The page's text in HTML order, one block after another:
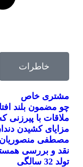
خاطرات
مشتری خاص
چو مضمون بلند
ملاقات با پیرزنی
مزایای کشیدن
مصطفی منصوریان
نقد و بررسی
تولد 32 سالگی